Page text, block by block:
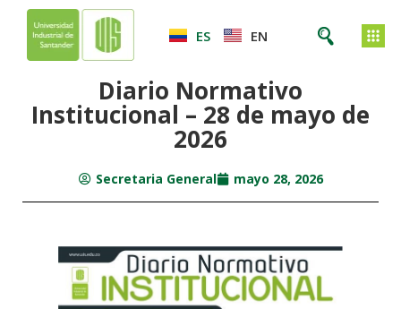
ES EN
Diario Normativo
Institucional – 28 de mayo de
2026
Secretaria General mayo 28, 2026